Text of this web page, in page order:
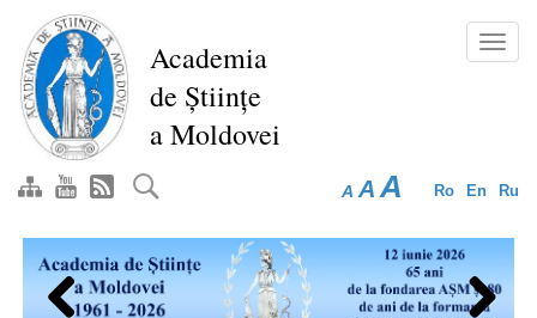
Перейти
основному
содержанию
Academia
de Științe
a Moldovei
Ro En Ru
A A A